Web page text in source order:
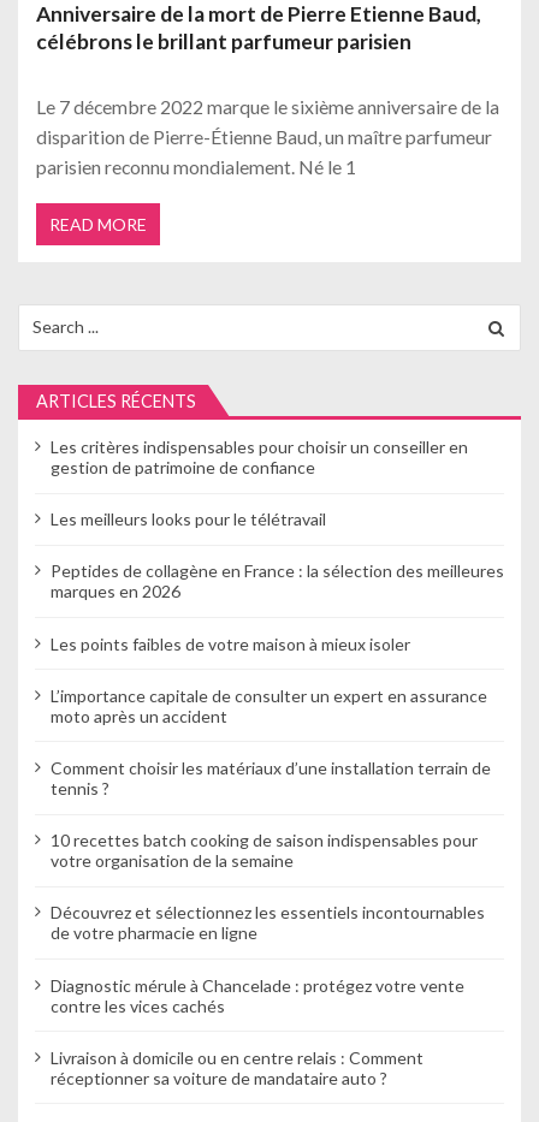
Anniversaire de la mort de Pierre Etienne Baud,
célébrons le brillant parfumeur parisien
Le 7 décembre 2022 marque le sixième anniversaire de la
disparition de Pierre-Étienne Baud, un maître parfumeur
parisien reconnu mondialement. Né le 1
READ MORE
for:
ARTICLES RÉCENTS
Les critères indispensables pour choisir un conseiller en
gestion de patrimoine de confiance
Les meilleurs looks pour le télétravail
Peptides de collagène en France : la sélection des meilleures
marques en 2026
Les points faibles de votre maison à mieux isoler
L’importance capitale de consulter un expert en assurance
moto après un accident
Comment choisir les matériaux d’une installation terrain de
tennis ?
10 recettes batch cooking de saison indispensables pour
votre organisation de la semaine
Découvrez et sélectionnez les essentiels incontournables
de votre pharmacie en ligne
Diagnostic mérule à Chancelade : protégez votre vente
contre les vices cachés
Livraison à domicile ou en centre relais : Comment
réceptionner sa voiture de mandataire auto ?